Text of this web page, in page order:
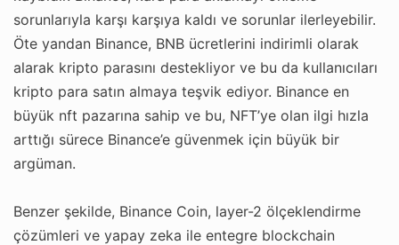
sorunlarıyla karşı karşıya kaldı ve sorunlar ilerleyebilir.
Öte yandan Binance, BNB ücretlerini indirimli olarak
alarak kripto parasını destekliyor ve bu da kullanıcıları
kripto para satın almaya teşvik ediyor. Binance en
büyük nft pazarına sahip ve bu, NFT’ye olan ilgi hızla
arttığı sürece Binance’e güvenmek için büyük bir
argüman.
Benzer şekilde, Binance Coin, layer-2 ölçeklendirme
çözümleri ve yapay zeka ile entegre blockchain